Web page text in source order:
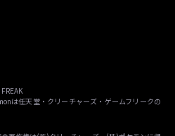
は任天堂・クリーチャーズ・ゲームフリークの